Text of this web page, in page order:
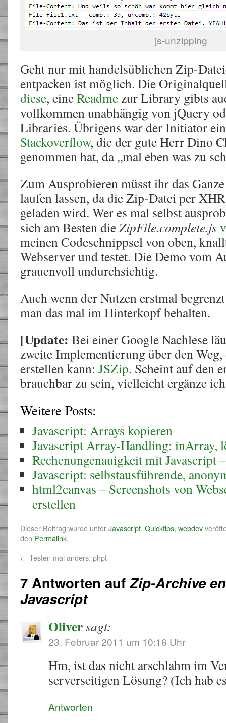
js-unzipping
Geht nur mit handelsüblichen Zip-
entpacken ist möglich. Die
diese, eineReadmezur Library gibts
vollkommen unabhängig von jQuery
Libraries. Übrigens war der Initiator
Stackoverflow, die der gute Herr Dino
genommen hat, da „mal eben was zu
Zum Ausprobieren müsst ihr das
laufen lassen, da die Zip-Datei per
geladen wird. Wer es mal selbst
sich am Besten dieZipFile.complete.js
meinen Codeschnippsel von oben,
Webserver und testet. Die Demo vom
grauenvoll undurchsichtig.
Auch wenn der Nutzen erstmal
man das mal im Hinterkopf behalten.
[Update: Bei einer Google Nachlese
zweite Implementierung über den
erstellen kann: JSZip. Scheint auf den
brauchbar zu sein, vielleicht ergänze
Weitere Posts:
Javascript: Arrays kopieren
Javascript Array-Handling: inArray,
Rechenungenauigkeit mit Javascript
Javascript: selbstausführende,
html2canvas – Screenshots von
erstellen
Dieser Beitrag wurde unterJavascript, Quicktips, webdev
den Permalink.
← Testen mal anders: phpt
7 Antworten aufZip-Archive
Javascript
Oliversagt:
23. Februar 2011 um 10:16 Uhr
Hm, ist das nicht arschlahm im
serverseitigen Lösung? (Ich hab
Antworten